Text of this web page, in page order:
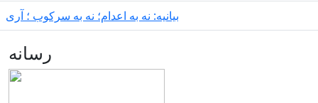
بیانیه: نه به اعدام؛ نه به سرکوب ؛ آری
رسانه